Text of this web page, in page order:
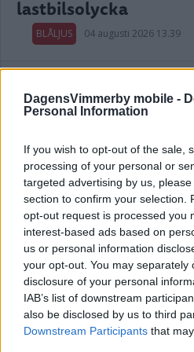
DagensVimmerby mobile -
Personal Information
If you wish to opt-out of the sale,
processing of your personal or
targeted advertising by us,
section to confirm your selection.
opt-out request is processed you
interest-based ads based on
us or personal information
your opt-out. You may separately
disclosure of your personal
IAB’s list of downstream
also be disclosed by us to third
Downstream Participants that
lastbilsolycka
BLÅLJUS 04 augusti 2026 13.39
Äldre man blåste
för brott
BLÅLJUS 04 augusti 2026 11.00
Otäck olycka på E22
skadade mannen